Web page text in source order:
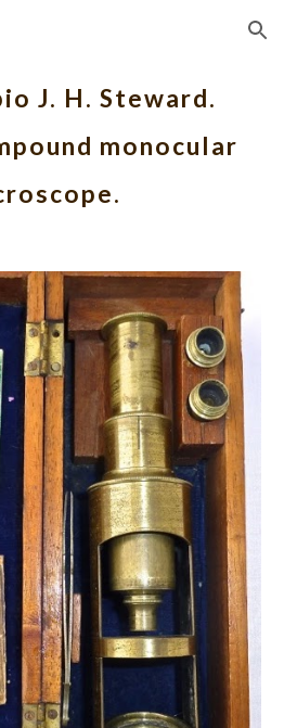
Skip to navigation
J. H. Steward.
monocular